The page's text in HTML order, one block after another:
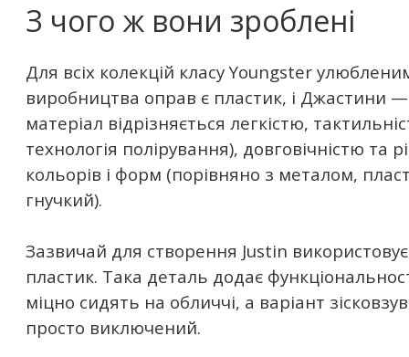
З чого ж вони зроблені
Для всіх колекцій класу Youngster
виробництва оправ є пластик, і Джастини
матеріал відрізняється легкістю,
технологія полірування), довговічністю та
кольорів і форм (порівняно з металом,
гнучкий).
Зазвичай для створення Justin
пластик. Така деталь додає
міцно сидять на обличчі, а варіант
просто виключений.